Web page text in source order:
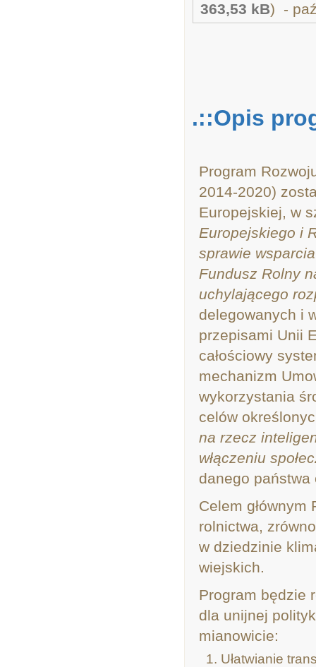
363,53 kB) -
.::Opis
Program
2014-2020)
Europejskiej, w
Europejskiego i
sprawie
Fundusz Rolny
uchylającego
delegowanych i
przepisami Unii
całościowy
mechanizm
wykorzystania
celów
na rzecz
włączeniu
danego państwa
Celem
rolnictwa,
w dziedzinie
wiejskich.
Program będzie
dla unijnej
mianowicie:
Ułatwianie